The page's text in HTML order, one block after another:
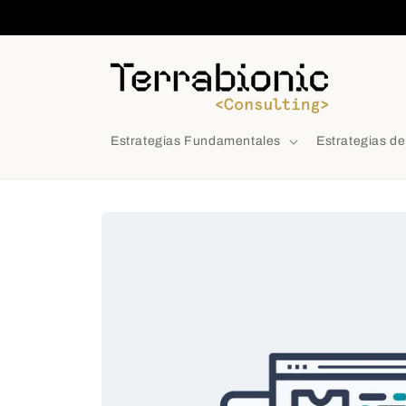
al contenido
Estrategias Fundamentales Estrategias